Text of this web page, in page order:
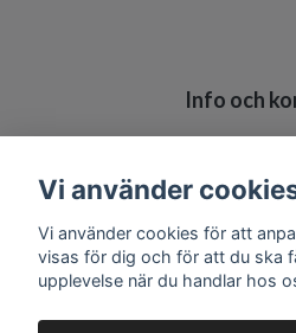
Info och
Kontakt
Vi använder
Vi använder cookies för att
visas för dig och för att du ska
upplevelse när du handlar hos